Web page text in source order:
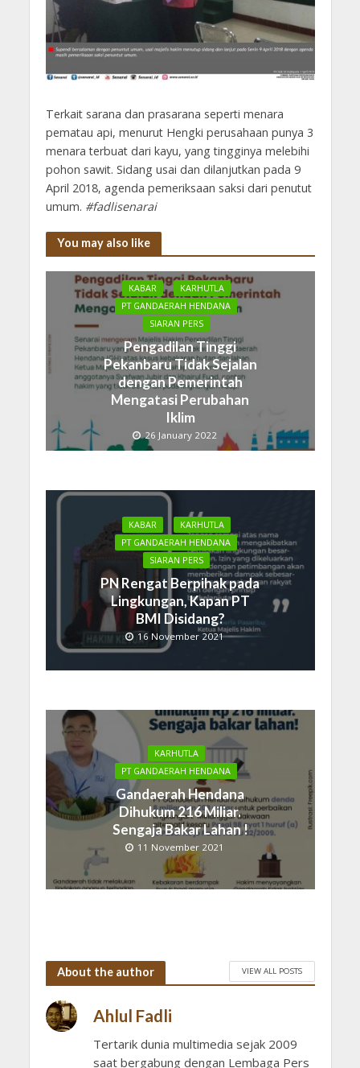
Terkait sarana dan prasarana seperti menara
pematau api, menurut Hengki perusahaan punya 3
menara terbuat dari kayu, yang tingginya melebihi
pohon sawit. Sidang usai dan dilanjutkan pada 9
April 2018, agenda pemeriksaan saksi dari penutut
umum. #fadlisenarai
You may also like
KABAR
KARHUTLA
PT GANDAERAH HENDANA
SIARAN PERS
Pengadilan Tinggi
Pekanbaru Tidak Sejalan
dengan Pemerintah
Mengatasi Perubahan
Iklim
26 January 2022
KABAR
KARHUTLA
PT GANDAERAH HENDANA
SIARAN PERS
PN Rengat Berpihak pada
Lingkungan, Kapan PT
BMI Disidang?
16 November 2021
KARHUTLA
PT GANDAERAH HENDANA
Gandaerah Hendana
Dihukum 216 Miliar.
Sengaja Bakar Lahan !
11 November 2021
About the author VIEW ALL POSTS
Ahlul Fadli
Tertarik dunia multimedia sejak 2009
saat bergabung dengan Lembaga Pers